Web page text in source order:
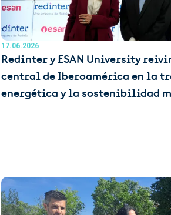
17.06.2026
Redinter y ESAN University
central de Iberoamérica en la
energética y la sostenibilidad